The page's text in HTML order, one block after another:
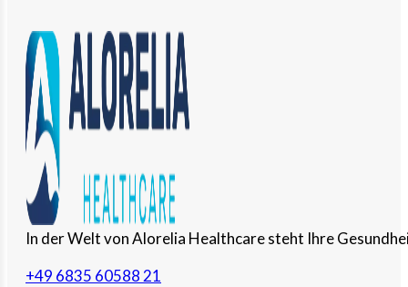
In der Welt von Alorelia Healthcare steht Ihre
+49 6835 60588 21